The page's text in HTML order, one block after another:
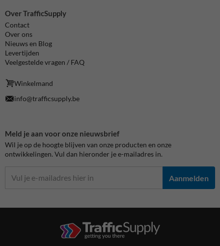
Over TrafficSupply
Contact
Over ons
Nieuws en Blog
Levertijden
Veelgestelde vragen / FAQ
Winkelmand
info@trafficsupply.be
Meld je aan voor onze nieuwsbrief
Wil je op de hoogte blijven van onze producten en onze
ontwikkelingen. Vul dan hieronder je e-mailadres in.
Aanmelden